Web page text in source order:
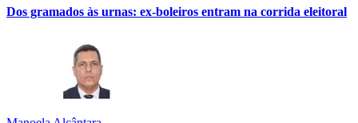
Dos gramados às urnas: ex-boleiros entram na corrida eleitoral